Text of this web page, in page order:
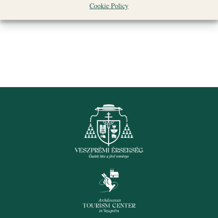
Cookie Policy